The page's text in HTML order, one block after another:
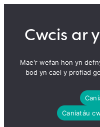
contentCwcis ar
Mae'r wefan hon yn
bod yn cael y profiad
Caniatáu